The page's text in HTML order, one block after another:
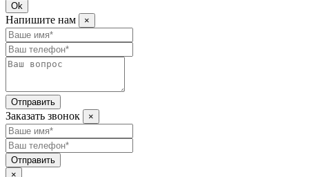
Ok
Напишите нам ×
Отправить
Заказать звонок ×
Отправить
×